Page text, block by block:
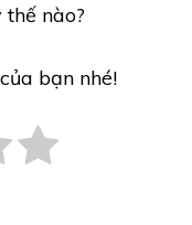
nào?
bạn nhé!